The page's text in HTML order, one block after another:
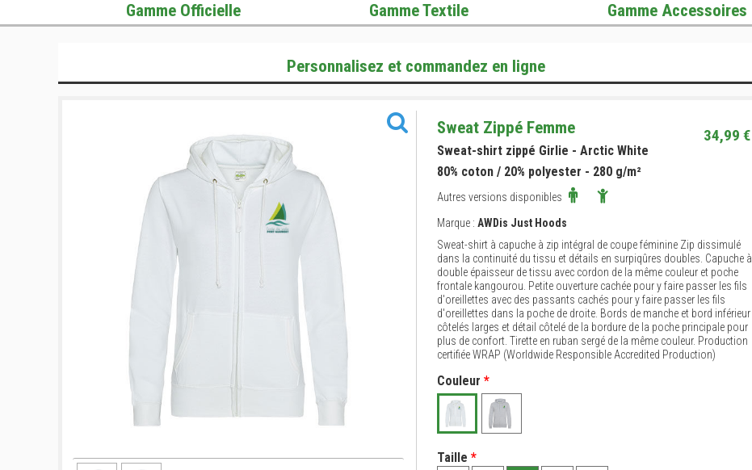
Gamme Officielle Gamme Textile Gamme Accessoires
Personnalisez et commandez en ligne
Sweat Zippé Femme 34,99 €
Sweat-shirt zippé Girlie - Arctic White
80% coton / 20% polyester - 280 g/m²
Autres versions disponibles
Marque : AWDis Just Hoods
Sweat-shirt à capuche à zip intégral de coupe féminine Zip dissimulé
dans la continuité du tissu et détails en surpiqûres doubles. Capuche à
double épaisseur de tissu avec cordon de la même couleur et poche
frontale kangourou. Petite ouverture cachée pour y faire passer les fils
d'oreillettes avec des passants cachés pour y faire passer les fils
d'oreillettes dans la poche de droite. Bords de manche et bord inférieur
côtelés larges et détail côtelé de la bordure de la poche principale pour
plus de confort. Tirette en ruban sergé de la même couleur. Production
certifiée WRAP (Worldwide Responsible Accredited Production)
Couleur *
Taille *